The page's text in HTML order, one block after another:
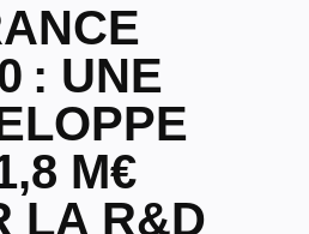
: UNE
M€
LA R&D